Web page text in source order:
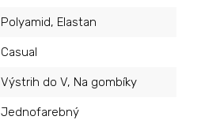
Polyamid, Elastan
Casual
Výstrih do V, Na gombíky
Jednofarebný